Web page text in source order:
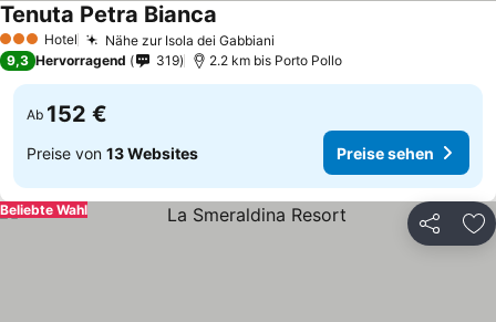
3 SterneHotel Nähe zur Isola dei Gabbiani
Tenuta Petra Bianca
9,3 Hervorragend 319 2.2 km bis Porto Pollo
Ab 152 €
Preise von 13 Websites Preise sehen
Teilen
Beliebte Wahl